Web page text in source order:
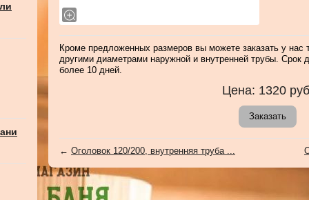
Кроме предложенных размеров вы можете заказать у нас
другими диаметрами наружной и внутренней трубы. Срок
более 10 дней.
Цена: 1320
Заказать
← Оголовок 120/200, внутренняя труба ...